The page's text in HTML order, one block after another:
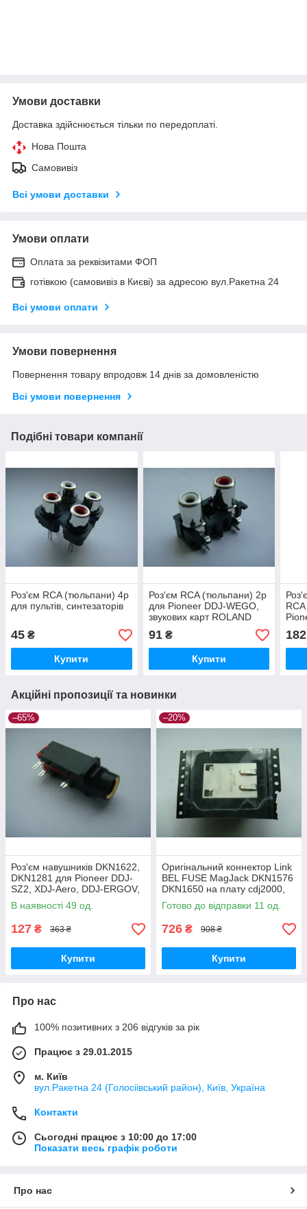
Умови доставки
Доставка здійснюється тільки по передоплаті.
Нова Пошта
Самовивіз
Всі умови доставки
Умови оплати
Оплата за реквізитами ФОП
готівкою (самовивіз в Києві) за адресою вул.Ракетна 24
Всі умови оплати
Умови повернення
Повернення товару впродовж 14 днів за домовленістю
Всі умови повернення
Подібні товари компанії
Роз'єм RCA (тюльпани) 4p
для пультів, синтезаторів
45 ₴
Купити
Роз'єм RCA (тюльпани) 2p
для Pioneer DDJ-WEGO,
звукових карт ROLAND
Edirol
91₴
Купити
RX
182
Акційні пропозиції та новинки
–65%
Роз'єм навушників DKN1622,
DKN1281 для Pioneer DDJ-
SZ2, XDJ-Aero, DDJ-ERGOV,
DDJ-T1, DDJ-S1, DJM-350,
DJM-850
В наявності 49 од.
127 ₴ 363 ₴
Купити
–20%
Оригінальний коннектор Link
BEL FUSE MagJack DKN1576
DKN1650 на плату cdj2000,
cdj900
Готово до відправки 11 од.
726 ₴ 908 ₴
Купити
Про нас
100% позитивних з 206 відгуків за рік
Працює з 29.01.2015
м. Київ
вул.Ракетна 24 (Голосіівський район), Київ, Україна
Контакти
Сьогодні працює з 10:00 до 17:00
Показати весь графік роботи
Про нас